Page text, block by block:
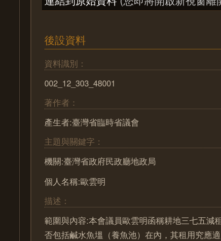
後設資料
資料識別：
002_12_303_48001
著作者：
產生者:臺灣省臨時省議會
主題與關鍵字：
機關:臺灣省政府民政廳地政局
個人名稱:歐雲明
描述：
範圍與內容:本會議員歐雲明函稱耕地三七五減
否包括鹹水魚塭（養魚池）在內，其租用究應